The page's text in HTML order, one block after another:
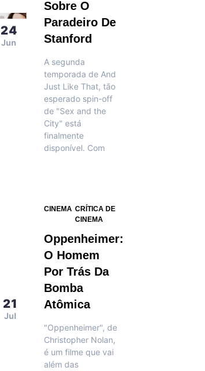
24
Jun
Sobre O
Paradeiro De
Stanford
A segunda
temporada de And
Just Like That, tão
esperado spin-off
de "Sex and the
City" está
finalmente
disponível. Com
21
Jul
CINEMA CRÍTICA DE
CINEMA
Oppenheimer:
O Homem
Por Trás Da
Bomba
Atômica
"Oppenheimer", de
Christopher Nolan,
é um filme que vai
além das